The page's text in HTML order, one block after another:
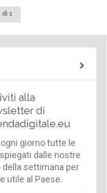
di 1
alla
di
giorno tutte le
dalle nostre
settimana per
utile al Paese.